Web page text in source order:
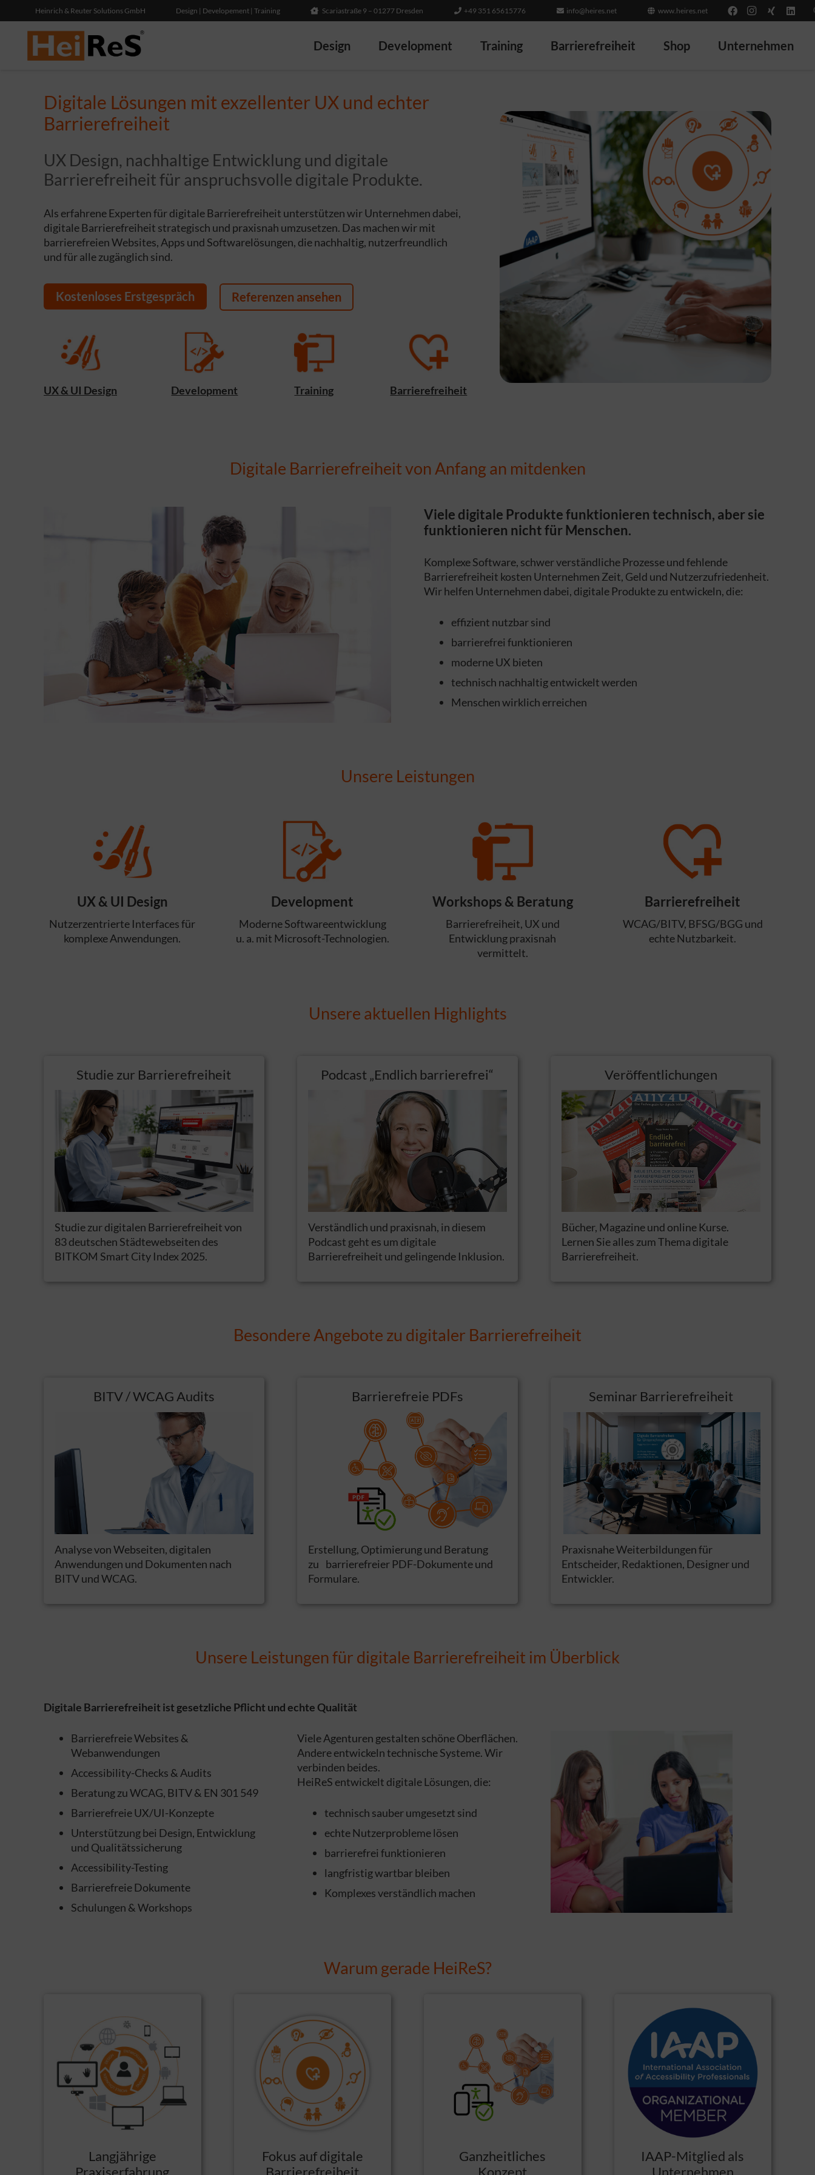
Heinrich & Reuter Solutions GmbH Design | Developement | Training Scariastraße 9 – 01277 Dresden +49 351 65615776 info@heires.net www.heires.net
Design Development Training Barrierefreiheit Shop Unternehmen
Digitale Lösungen mit exzellenter UX und echter
Barrierefreiheit
UX Design, nachhaltige Entwicklung und digitale
Barrierefreiheit für anspruchsvolle digitale Produkte.
Als erfahrene Experten für digitale Barrierefreiheit unterstützen wir Unternehmen dabei,
digitale Barrierefreiheit strategisch und praxisnah umzusetzen. Das machen wir mit
barrierefreien Websites, Apps und Softwarelösungen, die nachhaltig, nutzerfreundlich
und für alle zugänglich sind.
Kostenloses Erstgespräch Referenzen ansehen
UX & UI Design Development Training Barrierefreiheit
Digitale Barrierefreiheit von Anfang an mitdenken
Viele digitale Produkte funktionieren technisch, aber sie
funktionieren nicht für Menschen.
Komplexe Software, schwer verständliche Prozesse und fehlende
Barrierefreiheit kosten Unternehmen Zeit, Geld und Nutzerzufriedenheit.
Wir helfen Unternehmen dabei, digitale Produkte zu entwickeln, die:
effizient nutzbar sind
barrierefrei funktionieren
moderne UX bieten
technisch nachhaltig entwickelt werden
Menschen wirklich erreichen
Unsere Leistungen
UX & UI Design
Nutzerzentrierte Interfaces für
komplexe Anwendungen.
Development
Moderne Softwareentwicklung
u. a. mit Microsoft-Technologien.
Workshops & Beratung
Barrierefreiheit, UX und
Entwicklung praxisnah
vermittelt.
Barrierefreiheit
WCAG/BITV, BFSG/BGG und
echte Nutzbarkeit.
Unsere aktuellen Highlights
Studie zur Barrierefreiheit
Studie zur digitalen Barrierefreiheit von
83 deutschen Städtewebseiten des
BITKOM Smart City Index 2025.
Podcast „Endlich barrierefrei“
Verständlich und praxisnah, in diesem
Podcast geht es um digitale
Barrierefreiheit und gelingende Inklusion.
Veröffentlichungen
Bücher, Magazine und online Kurse.
Lernen Sie alles zum Thema digitale
Barrierefreiheit.
Besondere Angebote zu digitaler Barrierefreiheit
BITV / WCAG Audits
Analyse von Webseiten, digitalen
Anwendungen und Dokumenten nach
BITV und WCAG.
Barrierefreie PDFs
Erstellung, Optimierung und Beratung
zu barrierefreier PDF-Dokumente und
Formulare.
Seminar Barrierefreiheit
Praxisnahe Weiterbildungen für
Entscheider, Redaktionen, Designer und
Entwickler.
Unsere Leistungen für digitale Barrierefreiheit im Überblick
Digitale Barrierefreiheit ist gesetzliche Pflicht und echte Qualität
Barrierefreie Websites &
Webanwendungen
Accessibility-Checks & Audits
Beratung zu WCAG, BITV & EN 301 549
Barrierefreie UX/UI-Konzepte
Unterstützung bei Design, Entwicklung
und Qualitätssicherung
Accessibility-Testing
Barrierefreie Dokumente
Schulungen & Workshops
Viele Agenturen gestalten schöne Oberflächen.
Andere entwickeln technische Systeme. Wir
verbinden beides.
HeiReS entwickelt digitale Lösungen, die:
technisch sauber umgesetzt sind
echte Nutzerprobleme lösen
barrierefrei funktionieren
langfristig wartbar bleiben
Komplexes verständlich machen
Warum gerade HeiReS?
Langjährige
Fokus auf digitale
Ganzheitliches
IAAP-Mitglied als
Unternehmen